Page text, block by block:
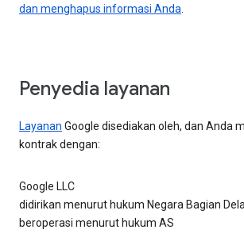
dan menghapus informasi Anda.
Penyedia layanan
Layanan Google disediakan oleh, dan Anda
kontrak dengan:
Google LLC
didirikan menurut hukum Negara Bagian
beroperasi menurut hukum AS